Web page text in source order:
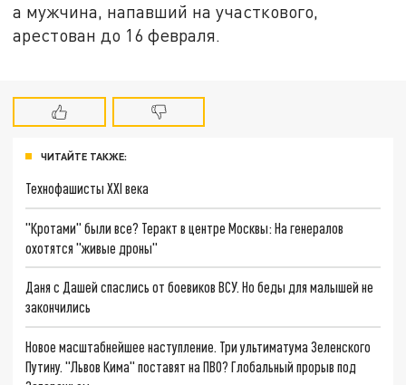
а мужчина, напавший на участкового,
арестован до 16 февраля.
ЧИТАЙТЕ ТАКЖЕ:
Технофашисты XXI века
"Кротами" были все? Теракт в центре Москвы: На генералов
охотятся "живые дроны"
Даня с Дашей спаслись от боевиков ВСУ. Но беды для малышей не
закончились
Новое масштабнейшее наступление. Три ультиматума Зеленского
Путину. "Львов Кима" поставят на ПВО? Глобальный прорыв под